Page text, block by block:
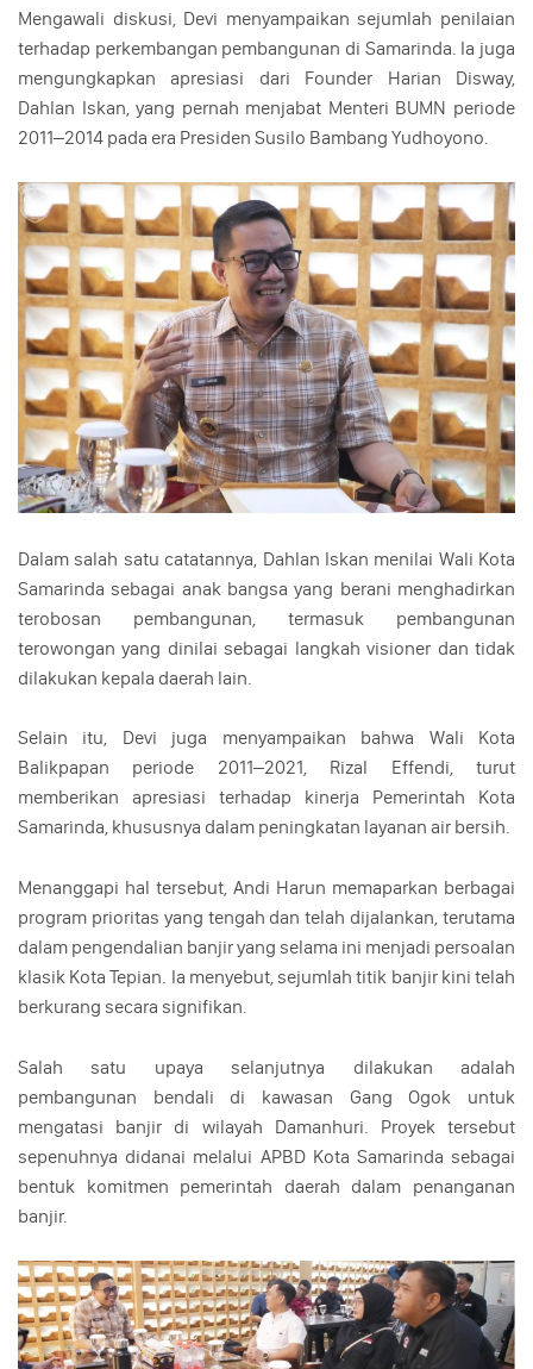
Mengawali diskusi, Devi menyampaikan sejumlah penilaian
terhadap perkembangan pembangunan di Samarinda. Ia juga
mengungkapkan apresiasi dari Founder Harian Disway,
Dahlan Iskan, yang pernah menjabat Menteri BUMN periode
2011–2014 pada era Presiden Susilo Bambang Yudhoyono.
Dalam salah satu catatannya, Dahlan Iskan menilai Wali Kota
Samarinda sebagai anak bangsa yang berani menghadirkan
terobosan pembangunan, termasuk pembangunan
terowongan yang dinilai sebagai langkah visioner dan tidak
dilakukan kepala daerah lain.
Selain itu, Devi juga menyampaikan bahwa Wali Kota
Balikpapan periode 2011–2021, Rizal Effendi, turut
memberikan apresiasi terhadap kinerja Pemerintah Kota
Samarinda, khususnya dalam peningkatan layanan air bersih.
Menanggapi hal tersebut, Andi Harun memaparkan berbagai
program prioritas yang tengah dan telah dijalankan, terutama
dalam pengendalian banjir yang selama ini menjadi persoalan
klasik Kota Tepian. Ia menyebut, sejumlah titik banjir kini telah
berkurang secara signifikan.
Salah satu upaya selanjutnya dilakukan adalah
pembangunan bendali di kawasan Gang Ogok untuk
mengatasi banjir di wilayah Damanhuri. Proyek tersebut
sepenuhnya didanai melalui APBD Kota Samarinda sebagai
bentuk komitmen pemerintah daerah dalam penanganan
banjir.